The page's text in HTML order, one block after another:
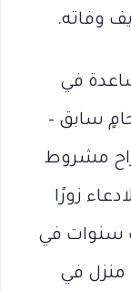
وفاته.
في
سابق –
مشروط
زورًا
سنوات في
منزل في